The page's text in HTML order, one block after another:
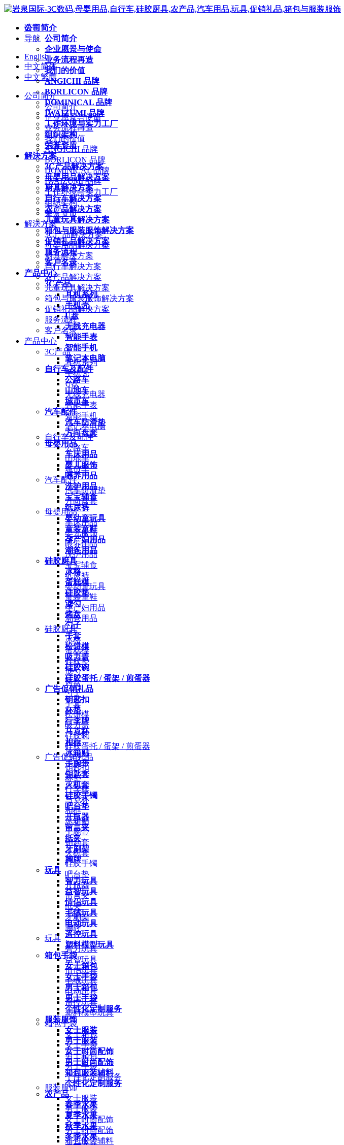
公司简介
公司简介
企业愿景与使命
业务流程再造
我们的价值
ANGICHI 品牌
BORLICON 品牌
DOMINICAL 品牌
IWAIZUMI 品牌
工作环境与实力工厂
组织架构
荣誉资质
解決方案
3C产品解决方案
母婴用品解决方案
厨具解决方案
自行车解决方案
农产品解决方案
儿童玩具解决方案
箱包与服装服饰解决方案
促销礼品解决方案
服务流程
客户名录
产品中心
3C产品
耳机系列
手机壳
U盘
无线充电器
智能手表
智能手机
笔记本电脑
自行车及配件
公路车
山地车
城市车
汽车配件
汽车防滑垫
方向盘套
母婴用品
车床用品
婴儿服饰
喂养用品
洗护用品
宝宝辅食
纸尿裤
婴幼童玩具
童装童鞋
孕产妇用品
潮爸用品
硅胶厨具
冰格
蛋糕模
硅胶垫
滤勺
烤盘
勺子
手套
松饼模
吸力盖
硅胶碗
硅胶蛋托 / 蛋架 / 煎蛋器
广告促销礼品
钥匙扣
杯垫
行李牌
马克杯
相框
冰箱贴
手腕带
钥匙套
火机套
硅胶手镯
吧台垫
开瓶器
留言夹
纸夹
牙刷架
胸牌
玩具
智力玩具
益智玩具
情侣玩具
毛绒玩具
电动玩具
遥控玩具
塑料模型玩具
箱包手袋
女士箱包
女士手袋
男士箱包
男士手袋
个性化定制服务
服装服饰
女士服装
男士服装
女士时尚配饰
男士时尚配饰
箱包服装辅料
个性化定制服务
农产品
春季水果
夏季水果
秋季水果
冬季水果
语言
导航
English
中文简体
中文繁體
公司简介
公司简介
企业愿景与使命
业务流程再造
我们的价值
ANGICHI 品牌
BORLICON 品牌
DOMINICAL 品牌
IWAIZUMI 品牌
工作环境与实力工厂
组织架构
荣誉资质
解決方案
3C产品解决方案
母婴用品解决方案
厨具解决方案
自行车解决方案
农产品解决方案
儿童玩具解决方案
箱包与服装服饰解决方案
促销礼品解决方案
服务流程
客户名录
产品中心
3C产品
耳机系列
手机壳
U盘
无线充电器
智能手表
智能手机
笔记本电脑
自行车及配件
公路车
山地车
城市车
汽车配件
汽车防滑垫
方向盘套
母婴用品
车床用品
婴儿服饰
喂养用品
洗护用品
宝宝辅食
纸尿裤
婴幼童玩具
童装童鞋
孕产妇用品
潮爸用品
硅胶厨具
冰格
蛋糕模
硅胶垫
滤勺
烤盘
勺子
手套
松饼模
吸力盖
硅胶碗
硅胶蛋托 / 蛋架 / 煎蛋器
广告促销礼品
钥匙扣
杯垫
行李牌
马克杯
相框
冰箱贴
手腕带
钥匙套
火机套
硅胶手镯
吧台垫
开瓶器
留言夹
纸夹
牙刷架
胸牌
玩具
智力玩具
益智玩具
情侣玩具
毛绒玩具
电动玩具
遥控玩具
塑料模型玩具
箱包手袋
女士箱包
女士手袋
男士箱包
男士手袋
个性化定制服务
服装服饰
女士服装
男士服装
女士时尚配饰
男士时尚配饰
箱包服装辅料